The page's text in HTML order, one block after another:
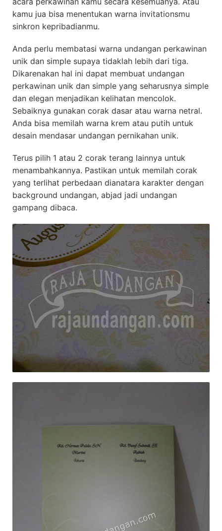
kamu jua bisa menentukan warna invitationsmu
sinkron kepribadianmu.
Anda perlu membatasi warna undangan perkawinan
unik dan simple supaya tidaklah lebih dari tiga.
Dikarenakan hal ini dapat membuat undangan
perkawinan unik dan simple yang seharusnya simple
dan elegan menjadikan kelihatan mencolok.
Sebaiknya gunakan corak dasar atau warna netral.
Anda bisa memilah warna krem atau putih untuk
desain mendasar undangan pernikahan unik.
Terus pilih 1 atau 2 corak terang lainnya untuk
menambahkannya. Pastikan untuk memilah corak
yang terlihat perbedaan dianatara karakter dengan
background undangan, abjad jadi undangan
gampang dibaca.